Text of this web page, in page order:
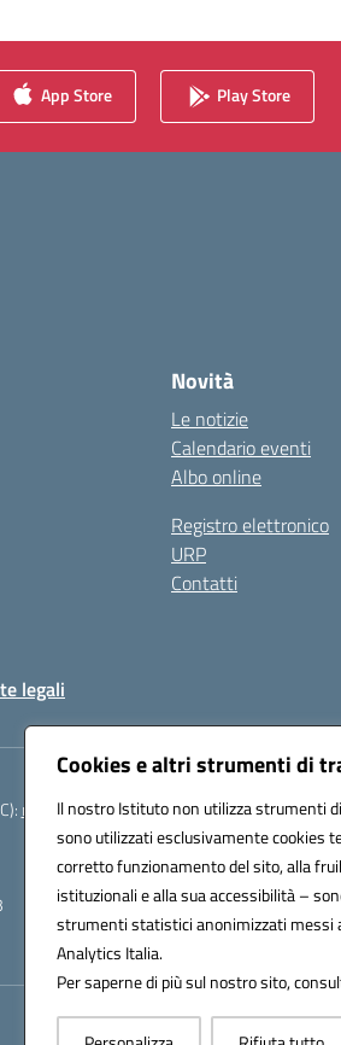
Cookies e altri strumenti di
Il nostro Istituto non utilizza strumenti
sono utilizzati esclusivamente cookies
corretto funzionamento del sito, alla
istituzionali e alla sua accessibilità –
strumenti statistici anonimizzati messi
Analytics Italia.
Per saperne di più sul nostro sito,
App Store Play Store
Novità
Le notizie
Calendario eventi
Albo online
Registro elettronico
URP
Contatti
legali
naic8et00d@pec.istruzione.it